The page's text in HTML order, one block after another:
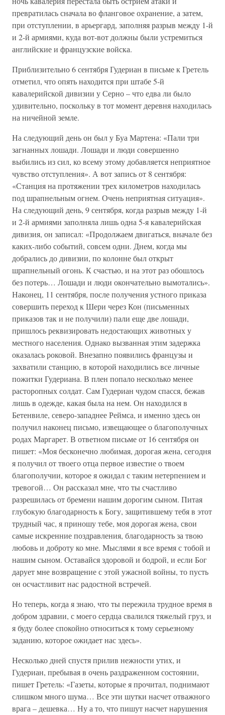
превратилась сначала во фланговое охранение, а затем,
при отступлении, в арьергард, заполняя разрыв между 1-й
и 2-й армиями, куда вот-вот должны были устремиться
английские и французские войска.
Приблизительно 6 сентября Гудериан в письме к Гретель
отметил, что опять находится при штабе 5-й
кавалерийской дивизии у Серно – что едва ли было
удивительно, поскольку в тот момент деревня находилась
на ничейной земле.
На следующий день он был у Буа Мартена: «Пали три
загнанных лошади. Лошади и люди совершенно
выбились из сил, ко всему этому добавляется неприятное
чувство отступления». А вот запись от 8 сентября:
«Станция на протяжении трех километров находилась
под шрапнельным огнем. Очень неприятная ситуация».
На следующий день, 9 сентября, когда разрыв между 1-й
и 2-й армиями заполняла лишь одна 5-я кавалерийская
дивизия, он записал: «Продолжаем двигаться, вначале без
каких-либо событий, совсем одни. Днем, когда мы
добрались до дивизии, по колонне был открыт
шрапнельный огонь. К счастью, и на этот раз обошлось
без потерь… Лошади и люди окончательно вымотались».
Наконец, 11 сентября, после получения устного приказа
совершить переход к Шери через Кон (письменных
приказов так и не получили) пали еще две лошади,
пришлось реквизировать недостающих животных у
местного населения. Однако вызванная этим задержка
оказалась роковой. Внезапно появились французы и
захватили станцию, в которой находились все личные
пожитки Гудериана. В плен попало несколько менее
расторопных солдат. Сам Гудериан чудом спасся, бежав
лишь в одежде, какая была на нем. Он находился в
Бетенвиле, северо-западнее Реймса, и именно здесь он
получил наконец письмо, извещающее о благополучных
родах Маргарет. В ответном письме от 16 сентября он
пишет: «Моя бесконечно любимая, дорогая жена, сегодня
я получил от твоего отца первое известие о твоем
благополучии, которое я ожидал с таким нетерпением и
тревогой… Он рассказал мне, что ты счастливо
разрешилась от бремени нашим дорогим сыном. Питая
глубокую благодарность к Богу, защитившему тебя в этот
трудный час, я приношу тебе, моя дорогая жена, свои
самые искренние поздравления, благодарность за твою
любовь и доброту ко мне. Мыслями я все время с тобой и
нашим сыном. Оставайся здоровой и бодрой, и если Бог
дарует мне возвращение с этой ужасной войны, то пусть
он осчастливит нас радостной встречей.
Но теперь, когда я знаю, что ты пережила трудное время в
добром здравии, с моего сердца свалился тяжелый груз, и
я буду более спокойно относиться к тому серьезному
заданию, которое ожидает нас здесь».
Несколько дней спустя прилив нежности утих, и
Гудериан, пребывая в очень раздраженном состоянии,
пишет Гретель: «Газеты, которые я прочитал, поднимают
слишком много шума… Все эти шутки насчет отважного
врага – дешевка… Ну а то, что пишут насчет нарушения